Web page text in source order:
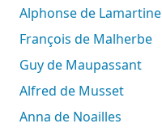
Alphonse de Lamartine
François de Malherbe
Guy de Maupassant
Alfred de Musset
Anna de Noailles